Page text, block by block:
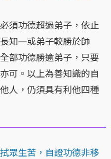
功德超過弟子，依止
知一或弟子較勝於師
部功德勝逾弟子，只要
可。以上為善知識的自
人，仍須具有利他四種
眾生苦，自證功德非移